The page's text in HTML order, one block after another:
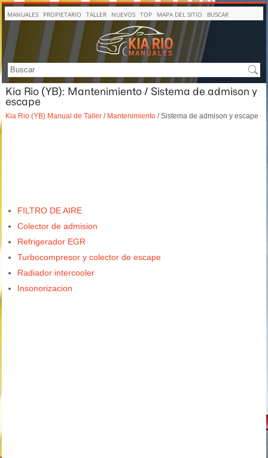
MANUALES PROPIETARIO TALLER NUEVOS TOP MAPA DEL SITIO BUSCAR
Kia Rio (YB): Mantenimiento / Sistema de admison y
escape
Kia Rio (YB) Manual de Taller / Mantenimiento / Sistema de admison y escape
FILTRO DE AIRE
Colector de admision
Refrigerador EGR
Turbocompresor y colector de escape
Radiador intercooler
Insonorizacion